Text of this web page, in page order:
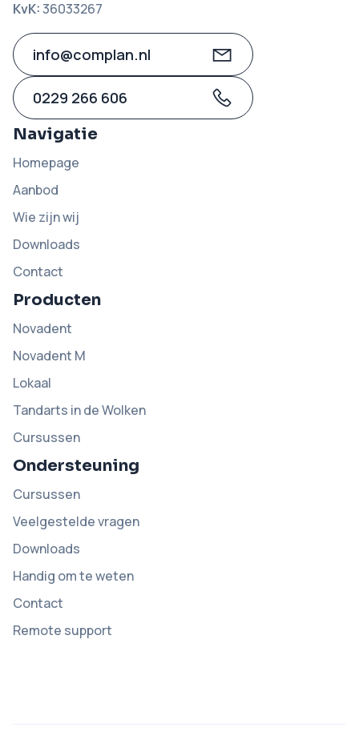
KvK:36033267
info@complan.nl
0229 266 606
Navigatie
Homepage
Aanbod
Wie zijn wij
Downloads
Contact
Producten
Novadent
Novadent M
Lokaal
Tandarts in de Wolken
Cursussen
Ondersteuning
Cursussen
Veelgestelde vragen
Downloads
Handig om te weten
Contact
Remote support